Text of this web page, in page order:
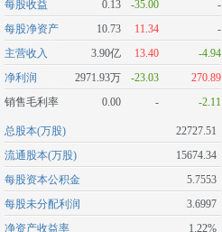
每股收益
0.13 -35.00
-
每股净资产
10.73 11.34
-
主营收入
3.90亿 13.40
-4.94
净利润
2971.93万 -23.03
270.89
销售毛利率
0.00 - -2.11
总股本(万股)
22727.51
流通股本(万股)
15674.34
每股资本公积金
5.7553
每股未分配利润
3.6997
净资产收益率
1.22%